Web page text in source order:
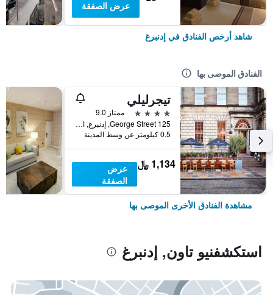
عرض الصفقة
شاهد أرخص الفنادق في إدنبرغ
الفنادق الموصى بها
تيجرليلي
4 نجوم
ممتاز 9.0
125 George Street, إدنبرغ, المملكة المتحدة
0.5 كيلومتر عن وسط المدينة
1,134 ﷼
عرض
الصفقة
مشاهدة الفنادق الأخرى الموصى بها
استكشفنيو تاون, إدنبرغ